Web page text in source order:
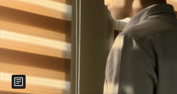
Show more information about the image